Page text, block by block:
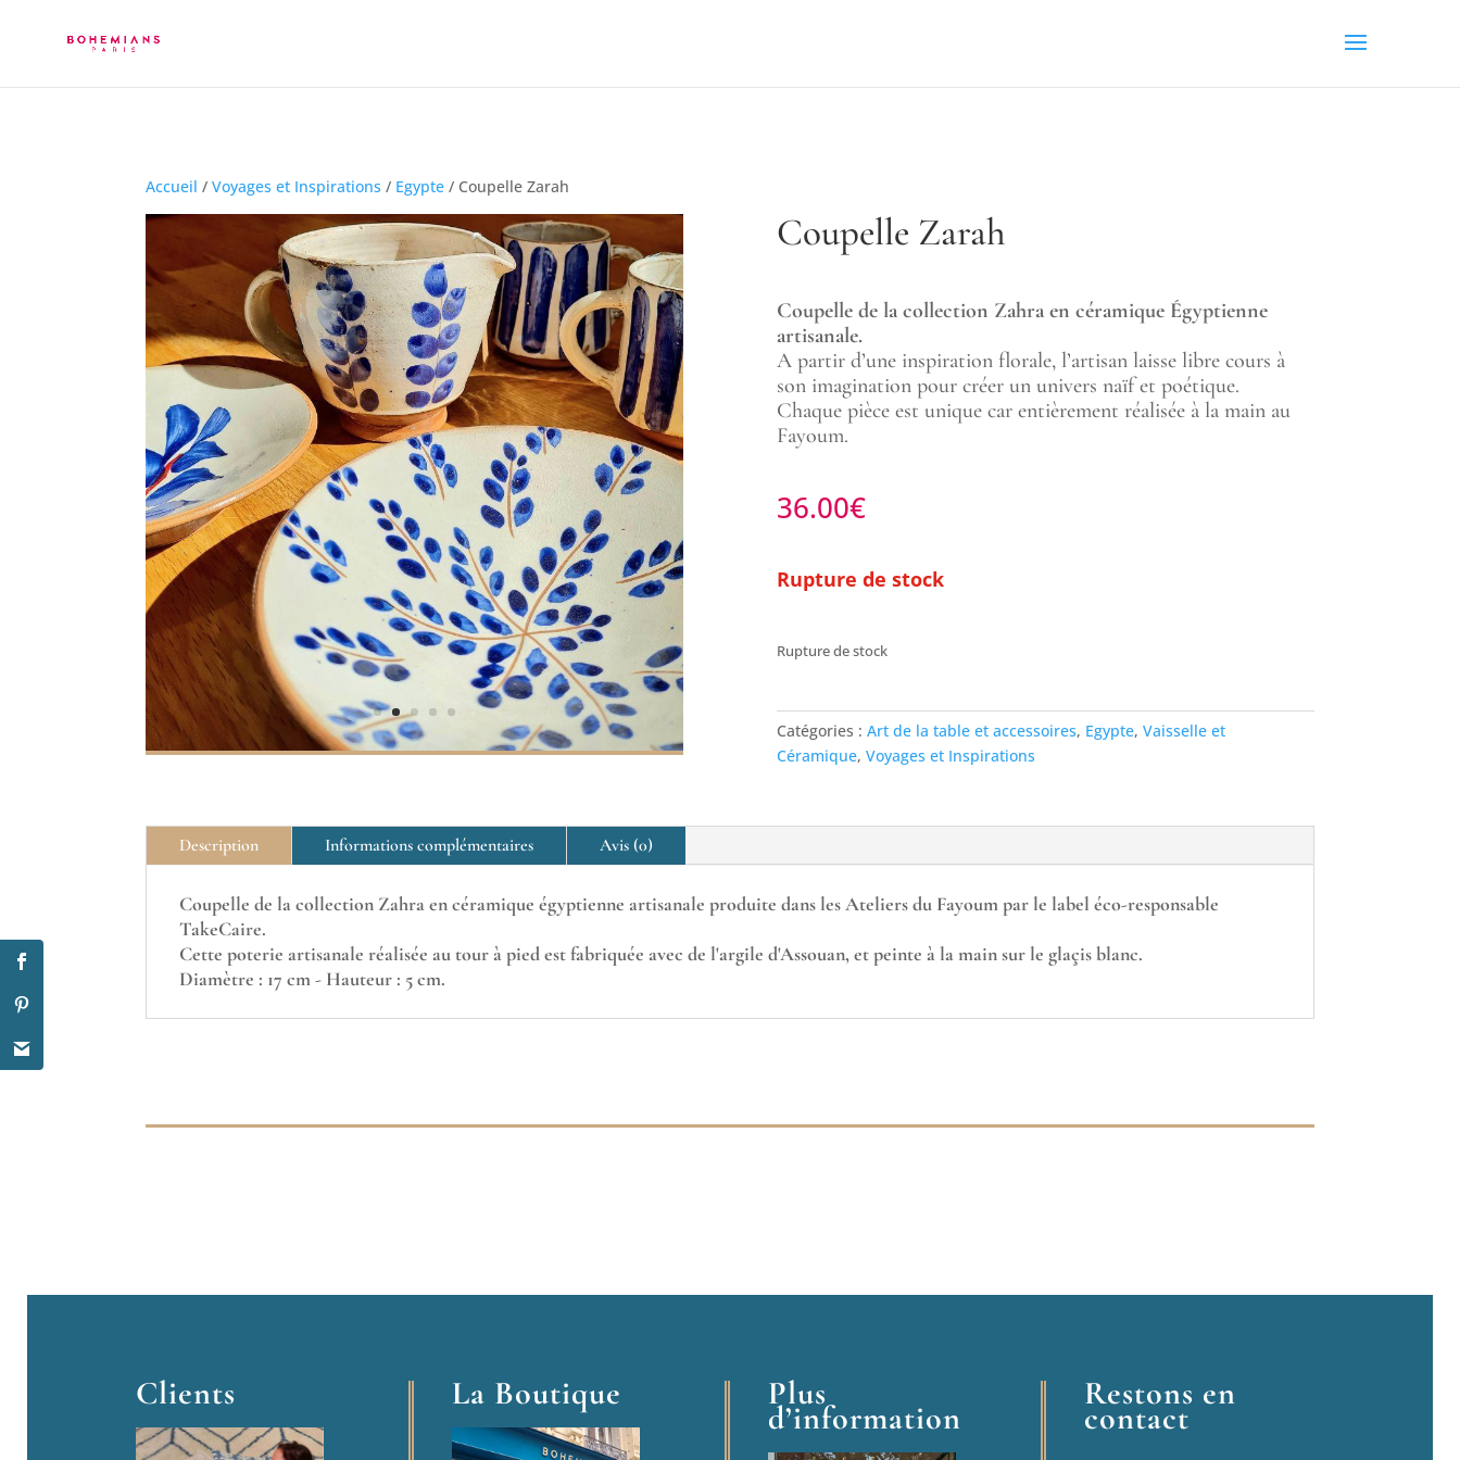
Accueil /Voyages et Inspirations / Egypte / Coupelle Zarah
Coupelle Zarah
Coupelle de la collection Zahra en céramique Égyptienne
artisanale.
A partir d’une inspiration florale, l’artisan laisse libre cours à
son imagination pour créer un univers naïf et poétique.
Chaque pièce est unique car entièrement réalisée à la main au
Fayoum.
36.00€
Rupture de stock
Rupture de stock
Catégories : Art de la table et accessoires, Egypte, Vaisselle et
Céramique, Voyages et Inspirations
Description Informations complémentaires Avis (0)
Coupelle de la collection Zahra en céramique égyptienne artisanale produite dans les Ateliers du Fayoum par le label éco-responsable
TakeCaire.
Cette poterie artisanale réalisée au tour à pied est fabriquée avec de l'argile d'Assouan, et peinte à la main sur le glaçis blanc.
Diamètre : 17 cm - Hauteur : 5 cm.
Clients La Boutique Plus
d’information
Restons en
contact